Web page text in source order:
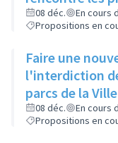
moins d’un an
principaux
Rilliard et/ou le
08 déc.
En cours
Propositions en
Faire une
l'interdiction
parcs de la
mentionnant
chaque parc
08 déc.
En cours
Propositions en